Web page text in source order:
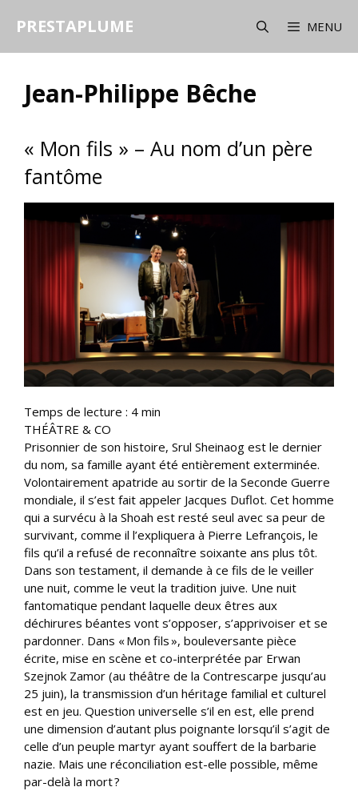
PRESTAPLUME MENU
Jean-Philippe Bêche
« Mon fils » – Au nom d’un père
fantôme
Temps de lecture : 4 min
THÉÂTRE & CO
Prisonnier de son histoire, Srul Sheinaog est le dernier
du nom, sa famille ayant été entièrement exterminée.
Volontairement apatride au sortir de la Seconde Guerre
mondiale, il s’est fait appeler Jacques Duflot. Cet homme
qui a survécu à la Shoah est resté seul avec sa peur de
survivant, comme il l’expliquera à Pierre Lefrançois, le
fils qu’il a refusé de reconnaître soixante ans plus tôt.
Dans son testament, il demande à ce fils de le veiller
une nuit, comme le veut la tradition juive. Une nuit
fantomatique pendant laquelle deux êtres aux
déchirures béantes vont s’opposer, s’apprivoiser et se
pardonner. Dans « Mon fils », bouleversante pièce
écrite, mise en scène et co-interprétée par Erwan
Szejnok Zamor (au théâtre de la Contrescarpe jusqu’au
25 juin), la transmission d’un héritage familial et culturel
est en jeu. Question universelle s’il en est, elle prend
une dimension d’autant plus poignante lorsqu’il s’agit de
celle d’un peuple martyr ayant souffert de la barbarie
nazie. Mais une réconciliation est-elle possible, même
par-delà la mort ?